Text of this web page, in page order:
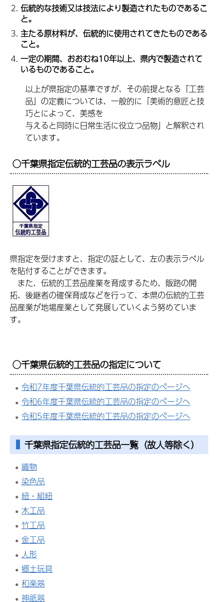
伝統的な技術又は技法により製造されたものであるこ
と。
主たる原材料が、伝統的に使用されてきたものである
こと。
一定の期間、おおむね10年以上、県内で製造されて
いるものであること。
以上が県指定の基準ですが、その前提となる「工芸
品」の定義については、一般的に「美術的意匠と技
巧とによって、美感を
与えると同時に日常生活に役立つ品物」と解釈され
ています。
○千葉県指定伝統的工芸品の表示ラベル
県指定を受けますと、指定の証として、左の表示ラベル
を貼付することができます。
また、伝統的工芸品産業を育成するため、販路の開
拓、後継者の確保育成などを行って、本県の伝統的工芸
品産業が地場産業として発展していくよう努めていま
す。
○千葉県伝統的工芸品の指定について
令和7年度千葉県伝統的工芸品の指定のページへ
令和6年度千葉県伝統的工芸品の指定のページへ
令和5年度千葉県伝統的工芸品の指定のページへ
千葉県指定伝統的工芸品一覧（故人等除く）
織物
染色品
紐・組紐
木工品
竹工品
金工品
人形
郷土玩具
和楽器
神祇器